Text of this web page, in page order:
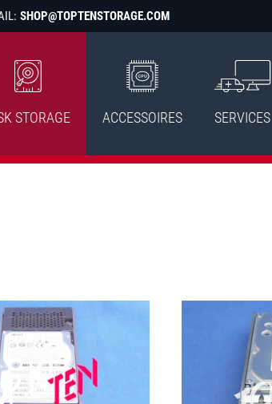
SHOP@TOPTENSTORAGE.COM
STORAGE ACCESSOIRES SERVICES